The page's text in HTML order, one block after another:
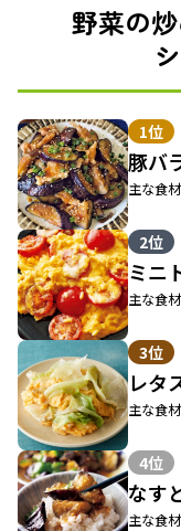
野菜の
1位
豚バ
主な食
2位
ミニ
主な食
3位
レタ
主な食
4位
なす
主な食